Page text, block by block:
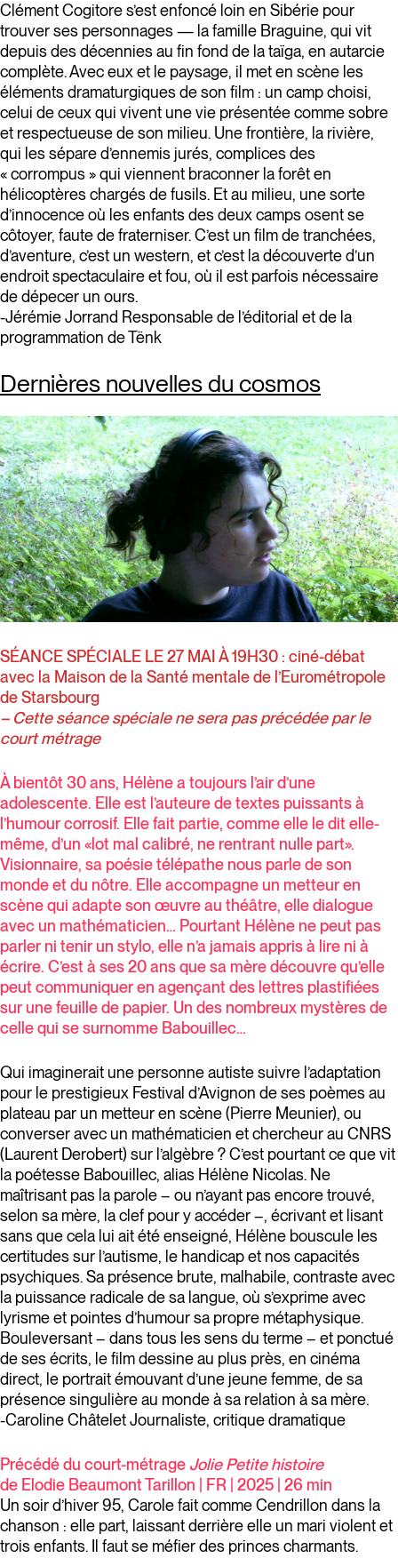
Clément Cogitore s’est enfoncé loin en Sibérie pour
trouver ses personnages — la famille Braguine, qui vit
depuis des décennies au fin fond de la taïga, en autarcie
complète. Avec eux et le paysage, il met en scène les
éléments dramaturgiques de son film : un camp choisi,
celui de ceux qui vivent une vie présentée comme sobre
et respectueuse de son milieu. Une frontière, la rivière,
qui les sépare d’ennemis jurés, complices des
« corrompus » qui viennent braconner la forêt en
hélicoptères chargés de fusils. Et au milieu, une sorte
d’innocence où les enfants des deux camps osent se
côtoyer, faute de fraterniser. C’est un film de tranchées,
d’aventure, c’est un western, et c’est la découverte d’un
endroit spectaculaire et fou, où il est parfois nécessaire
de dépecer un ours.
-Jérémie Jorrand Responsable de l’éditorial et de la
programmation de Tënk
Dernières nouvelles du cosmos
SÉANCE SPÉCIALE LE 27 MAI À 19H30 : ciné-débat
avec la Maison de la Santé mentale de l’Eurométropole
de Starsbourg
– Cette séance spéciale ne sera pas précédée par le
court métrage
À bientôt 30 ans, Hélène a toujours l’air d’une
adolescente. Elle est l’auteure de textes puissants à
l’humour corrosif. Elle fait partie, comme elle le dit elle-
même, d’un «lot mal calibré, ne rentrant nulle part».
Visionnaire, sa poésie télépathe nous parle de son
monde et du nôtre. Elle accompagne un metteur en
scène qui adapte son œuvre au théâtre, elle dialogue
avec un mathématicien… Pourtant Hélène ne peut pas
parler ni tenir un stylo, elle n’a jamais appris à lire ni à
écrire. C’est à ses 20 ans que sa mère découvre qu’elle
peut communiquer en agençant des lettres plastifiées
sur une feuille de papier. Un des nombreux mystères de
celle qui se surnomme Babouillec…
Qui imaginerait une personne autiste suivre l’adaptation
pour le prestigieux Festival d’Avignon de ses poèmes au
plateau par un metteur en scène (Pierre Meunier), ou
converser avec un mathématicien et chercheur au CNRS
(Laurent Derobert) sur l’algèbre ? C’est pourtant ce que vit
la poétesse Babouillec, alias Hélène Nicolas. Ne
maîtrisant pas la parole – ou n’ayant pas encore trouvé,
selon sa mère, la clef pour y accéder –, écrivant et lisant
sans que cela lui ait été enseigné, Hélène bouscule les
certitudes sur l’autisme, le handicap et nos capacités
psychiques. Sa présence brute, malhabile, contraste avec
la puissance radicale de sa langue, où s’exprime avec
lyrisme et pointes d’humour sa propre métaphysique.
Bouleversant – dans tous les sens du terme – et ponctué
de ses écrits, le film dessine au plus près, en cinéma
direct, le portrait émouvant d’une jeune femme, de sa
présence singulière au monde à sa relation à sa mère.
-Caroline Châtelet Journaliste, critique dramatique
Précédé du court-métrage Jolie Petite histoire
de Elodie Beaumont Tarillon | FR | 2025 | 26 min
Un soir d’hiver 95, Carole fait comme Cendrillon dans la
chanson : elle part, laissant derrière elle un mari violent et
trois enfants. Il faut se méfier des princes charmants.